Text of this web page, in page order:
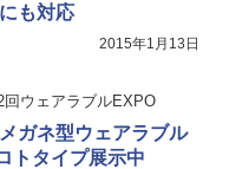
も対応
2015年1月13日
回ウェアラブルEXPO
ガネ型ウェアラブル
トタイプ展示中